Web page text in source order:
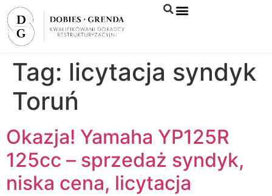
Tag: licytacja syndyk
Toruń
Okazja! Yamaha YP125R
125cc – sprzedaż syndyk,
niska cena, licytacja